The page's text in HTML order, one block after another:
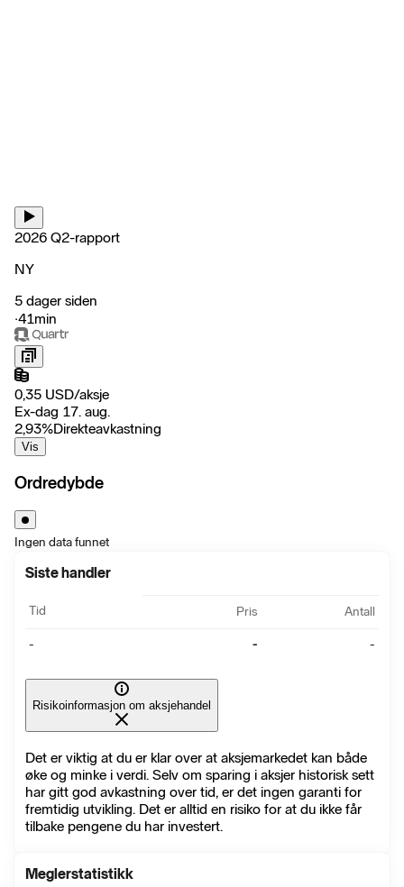
2026 Q2-rapport
NY
5 dager siden
‧41min
0,35 USD/aksje
Ex-dag 17. aug.
2,93%Direkteavkastning
Vis
Ordredybde
Ingen data funnet
Siste handler
Tid Pris Antall
- - -
Risikoinformasjon om aksjehandel
Det er viktig at du er klar over at aksjemarkedet kan både
øke og minke i verdi. Selv om sparing i aksjer historisk sett
har gitt god avkastning over tid, er det ingen garanti for
fremtidig utvikling. Det er alltid en risiko for at du ikke får
tilbake pengene du har investert.
Meglerstatistikk